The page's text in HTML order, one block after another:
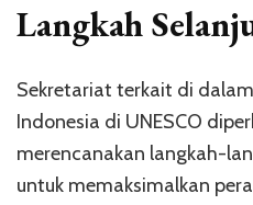
Langkah
Sekretariat terkait di
Indonesia di UNESCO
merencanakan langkah-
untuk memaksimalkan